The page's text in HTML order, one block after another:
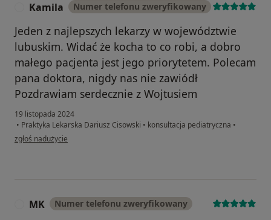
Kamila Numer telefonu zweryfikowany
Jeden z najlepszych lekarzy w województwie
lubuskim. Widać że kocha to co robi, a dobro
małego pacjenta jest jego priorytetem. Polecam
pana doktora, nigdy nas nie zawiódł
Pozdrawiam serdecznie z Wojtusiem
19 listopada 2024
• Praktyka Lekarska Dariusz Cisowski • konsultacja pediatryczna •
w opinii użytkownika Kamila
zgłoś nadużycie
MK Numer telefonu zweryfikowany